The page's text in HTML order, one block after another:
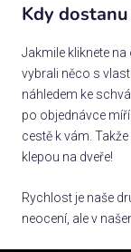
Kdy dostanu
Jakmile kliknete
vybrali něco s
náhledem ke
po objednávce
cestě k vám.
klepou na dveře!
Rychlost je naše
neocení, ale v